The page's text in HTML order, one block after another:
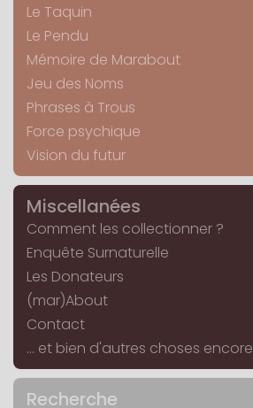
Le Taquin
Le Pendu
Mémoire de Marabout
Jeu des Noms
Phrases à Trous
Force psychique
Vision du futur
Miscellanées
Comment les collectionner ?
Enquête Surnaturelle
Les Donateurs
(mar)About
Contact
... et bien d'autres choses encore
Recherche